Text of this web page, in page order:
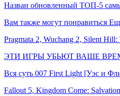
Назван обновленный ТОП-5
Вам также могут понравиться
Pragmata 2, Wuchang 2, Silent
ЭТИ ИГРЫ УБЬЮТ ВАШЕ
Вся суть 007 First Light [Уэс и
Fallout 5, Kingdom Come: